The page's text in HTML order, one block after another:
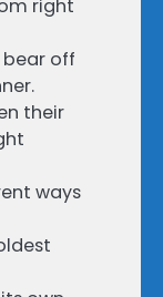
right
off
their
ways